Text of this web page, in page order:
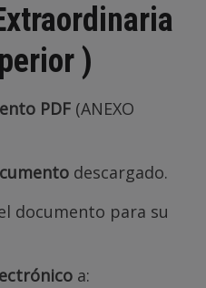
)
PDF (ANEXO
descargado.
documento para su
a: